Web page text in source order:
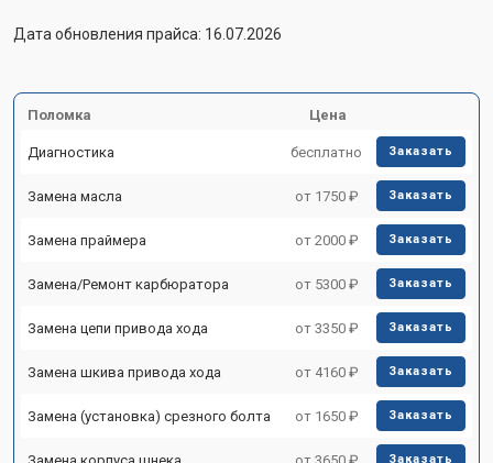
Дата обновления прайса: 16.07.2026
Поломка Цена
Диагностика бесплатно Заказать
Замена масла от 1750 ₽ Заказать
Замена праймера от 2000 ₽ Заказать
Замена/Pемонт карбюратора от 5300 ₽ Заказать
Замена цепи привода хода от 3350 ₽ Заказать
Замена шкива привода хода от 4160 ₽ Заказать
Замена (установка) срезного болта от 1650 ₽ Заказать
Замена корпуса шнека от 3650 ₽ Заказать